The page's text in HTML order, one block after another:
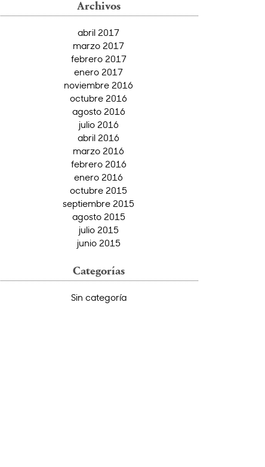
Archivos
abril 2017
marzo 2017
febrero 2017
enero 2017
noviembre 2016
octubre 2016
agosto 2016
julio 2016
abril 2016
marzo 2016
febrero 2016
enero 2016
octubre 2015
septiembre 2015
agosto 2015
julio 2015
junio 2015
Categorías
Sin categoría